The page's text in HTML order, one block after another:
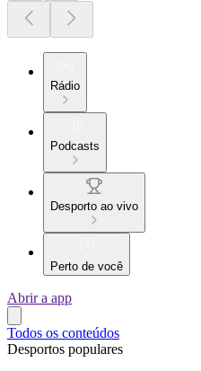
Rádio
Podcasts
Desporto ao vivo
Perto de você
Abrir a app
Todos os conteúdos
Desportos populares